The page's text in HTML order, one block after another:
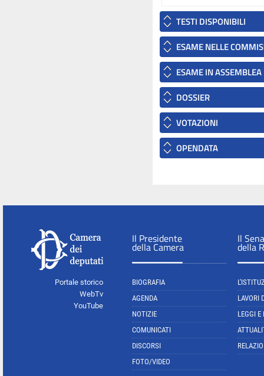
TESTI DISPONIBILI
ESAME NELLE
ESAME IN ASSEMBLEA
DOSSIER
VOTAZIONI
OPENDATA
Portale storico
WebTv
YouTube
Il Presidente
della Camera
BIOGRAFIA
AGENDA
NOTIZIE
COMUNICATI
DISCORSI
FOTO/VIDEO
Il
della
LAVORI
LEGGI E